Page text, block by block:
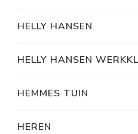
HELLY HANSEN
HELLY HANSEN
HEMMES TUIN
HEREN